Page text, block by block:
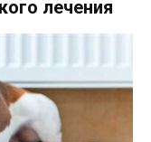
лечения